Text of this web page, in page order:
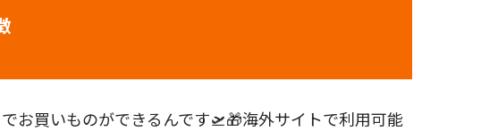
お買いものができるんです🛫🎁海外サイトで利用可能